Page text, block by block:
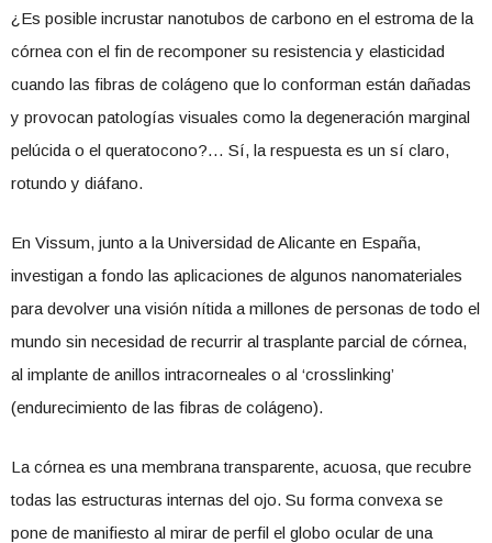
¿Es posible incrustar nanotubos de carbono en el estroma de la
córnea con el fin de recomponer su resistencia y elasticidad
cuando las fibras de colágeno que lo conforman están dañadas
y provocan patologías visuales como la degeneración marginal
pelúcida o el queratocono?… Sí, la respuesta es un sí claro,
rotundo y diáfano.
En Vissum, junto a la Universidad de Alicante en España,
investigan a fondo las aplicaciones de algunos nanomateriales
para devolver una visión nítida a millones de personas de todo el
mundo sin necesidad de recurrir al trasplante parcial de córnea,
al implante de anillos intracorneales o al ‘crosslinking’
(endurecimiento de las fibras de colágeno).
La córnea es una membrana transparente, acuosa, que recubre
todas las estructuras internas del ojo. Su forma convexa se
pone de manifiesto al mirar de perfil el globo ocular de una